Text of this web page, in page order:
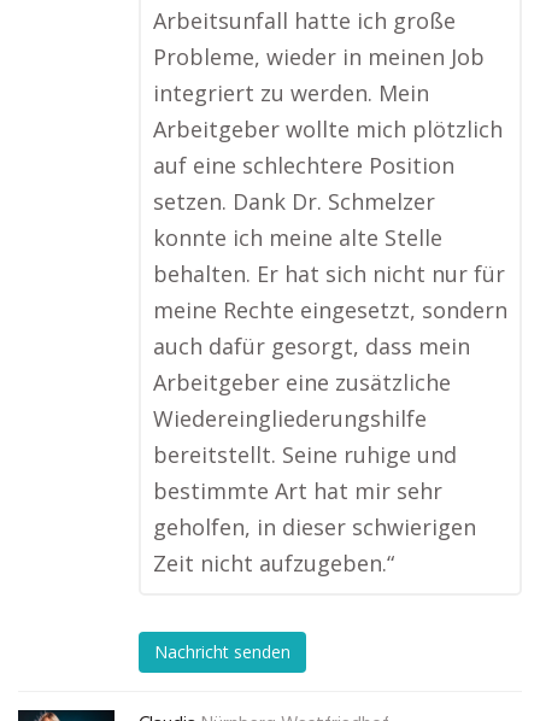
Arbeitsunfall hatte ich große
Probleme, wieder in meinen Job
integriert zu werden. Mein
Arbeitgeber wollte mich plötzlich
auf eine schlechtere Position
setzen. Dank Dr. Schmelzer
konnte ich meine alte Stelle
behalten. Er hat sich nicht nur für
meine Rechte eingesetzt, sondern
auch dafür gesorgt, dass mein
Arbeitgeber eine zusätzliche
Wiedereingliederungshilfe
bereitstellt. Seine ruhige und
bestimmte Art hat mir sehr
geholfen, in dieser schwierigen
Zeit nicht aufzugeben.“
Nachricht senden